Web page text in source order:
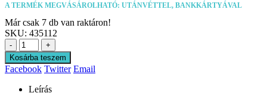
A TERMÉK MEGVÁSÁROLHATÓ: UTÁNVÉTTEL, BANKKÁRTYÁVAL
Már csak 7 db van raktáron!
SKU: 435112
-
+
Kosárba teszem
Facebook Twitter Email
Leírás